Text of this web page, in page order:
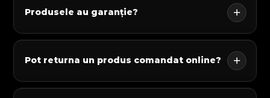
Produsele au garanție?
Pot returna un produs comandat online?